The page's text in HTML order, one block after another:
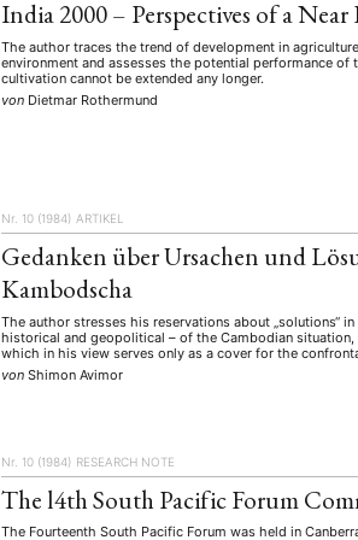
India 2000 – Perspectives of a
The author traces the trend of development in
environment and assesses the potential performance
cultivation cannot be extended any longer.
von Dietmar Rothermund
Nr. 10 (1984) ARTIKEL
Gedanken über Ursachen und
Kambodscha
The author stresses his reservations about „solutions“
historical and geopolitical – of the Cambodian
which in his view serves only as a cover for the
von Shimon Avimor
Nr. 10 (1984) RESEARCH NOTE
The l4th South Pacific Forum
The Fourteenth South Pacific Forum was held in